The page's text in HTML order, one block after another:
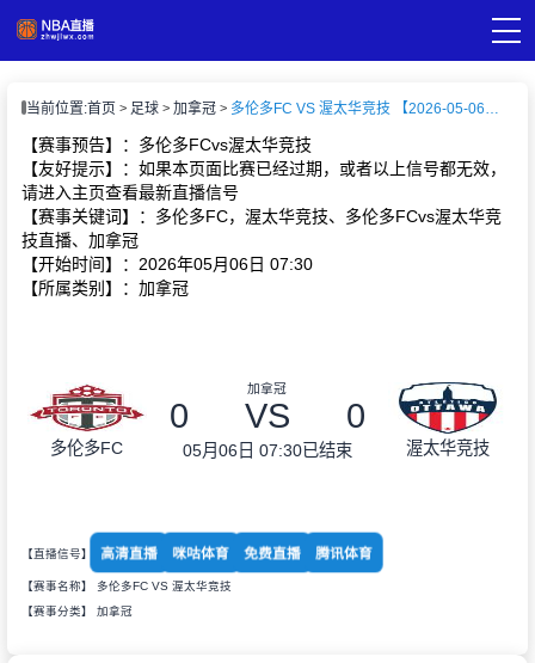
播
闻
当前位置:首页 足球 加拿冠 多伦多FC VS 渥太华竞技 【2026-05-06 07:30:00】
【赛事预告】：多伦多FCvs渥太华竞技
【友好提示】：如果本页面比赛已经过期，或者以上信号都无效，
请进入主页查看最新直播信号
【赛事关键词】：多伦多FC，渥太华竞技、多伦多FCvs渥太华竞
技直播、加拿冠
【开始时间】：2026年05月06日 07:30
【所属类别】：加拿冠
多伦多FC
加拿冠
0 VS 0
05月06日 07:30已结束 渥太华竞技
【直播信号】 高清直播 咪咕体育 免费直播 腾讯体育
【赛事名称】 多伦多FC VS 渥太华竞技
【赛事分类】 加拿冠